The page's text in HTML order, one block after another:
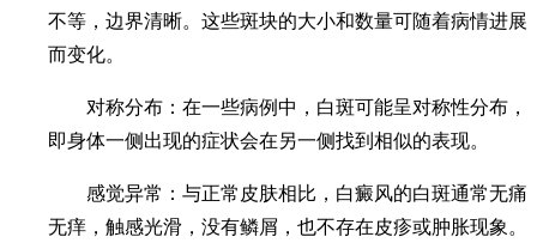
不等，边界清晰。这些斑块的大小和数量可随着病情进展
而变化。
对称分布：在一些病例中，白斑可能呈对称性分布，
即身体一侧出现的症状会在另一侧找到相似的表现。
感觉异常：与正常皮肤相比，白癜风的白斑通常无痛
无痒，触感光滑，没有鳞屑，也不存在皮疹或肿胀现象。